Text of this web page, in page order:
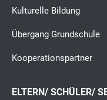
Kulturelle Bildung
Übergang Grundschule
Kooperationspartner
ELTERN/ SCHÜLER/